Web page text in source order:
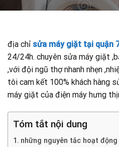
địa chỉ sửa máy giặt tại quận
24/24h. chuyên sửa máy giặt
,với đội ngũ thợ nhanh nhẹn
tôi cam kết 100% khách hàng
máy giặt của điện máy hưng
Tóm tắt nội dung
những nguyên tắc hoạt